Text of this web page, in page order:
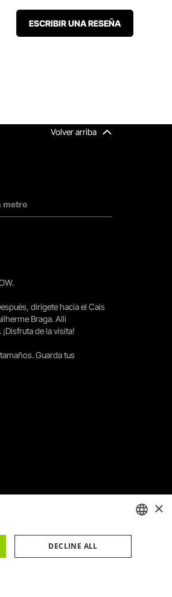
ESCRIBIR UNA RESEÑA
Volver arriba
metro
dirígete hacia el Cais
Braga. Allí
de la visita!
Guarda tus
×
DECLINE ALL